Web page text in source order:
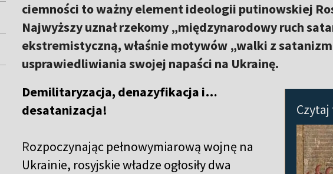
ciemności to ważny element ideologii putinowskiej
Najwyższy uznał rzekomy „międzynarodowy ruch
ekstremistyczną, właśnie motywów „walki z
usprawiedliwiania swojej napaści na Ukrainę.
Czytaj
Demilitaryzacja, denazyfikacja i…
desatanizacja!
Rozpoczynając pełnowymiarową wojnę na
Ukrainie, rosyjskie władze ogłosiły dwa